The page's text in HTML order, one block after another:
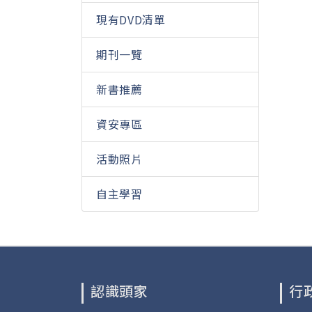
現有DVD清單
期刊一覽
新書推薦
資安專區
活動照片
自主學習
認識頭家 行